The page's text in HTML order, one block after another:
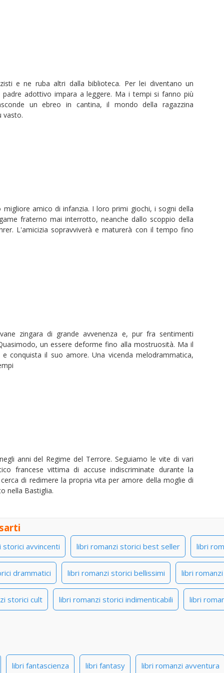
e ne ruba altri dalla biblioteca. Per lei diventano un
adottivo impara a leggere. Ma i tempi si fanno più
un ebreo in cantina, il mondo della ragazzina
vasto.
amico di infanzia. I loro primi giochi, i sogni della
fraterno mai interrotto, neanche dallo scoppio della
L'amicizia sopravviverà e maturerà con il tempo fino
zingara di grande avvenenza e, pur fra sentimenti
un essere deforme fino alla mostruosità. Ma il
conquista il suo amore. Una vicenda melodrammatica,
anni del Regime del Terrore. Seguiamo le vite di vari
francese vittima di accuse indiscriminate durante la
di redimere la propria vita per amore della moglie di
nella Bastiglia.
storici avvincenti libri romanzi storici best seller libri
drammatici libri romanzi storici bellissimi libri
storici cult libri romanzi storici indimenticabili libri
libri fantascienza libri fantasy libri romanzi avventura